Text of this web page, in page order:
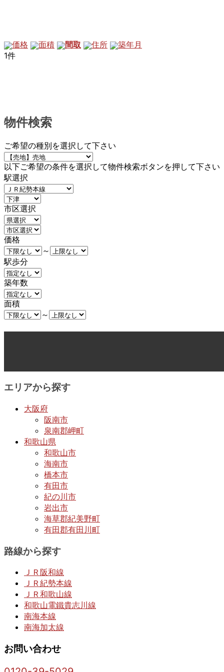
価格 面積 間取 住所 築年月
1件
物件検索
ご希望の種別を選択して下さい
以下ご希望の条件を選択して物件検索ボタンを押して下さい
駅選択
市区選択
価格
～
駅歩分
築年数
面積
～
エリアから探す
大阪府
阪南市
泉南郡岬町
和歌山県
和歌山市
海南市
橋本市
有田市
紀の川市
岩出市
海草郡紀美野町
有田郡有田川町
路線から探す
ＪＲ阪和線
ＪＲ紀勢本線
ＪＲ和歌山線
和歌山電鐵貴志川線
南海本線
南海加太線
お問い合わせ